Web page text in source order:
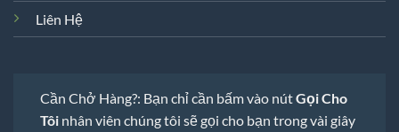
Liên Hệ
Cần Chở Hàng?: Bạn chỉ cần bấm vào nútGọi Cho
Tôi nhân viên chúng tôi sẽ gọi cho bạn trong vài giây